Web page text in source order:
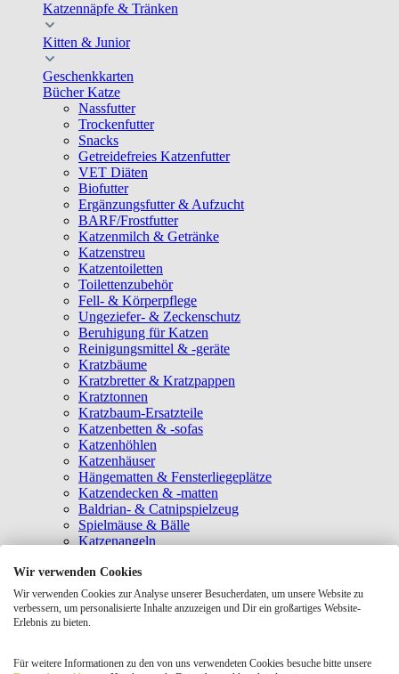
Katzennäpfe & Tränken
Kitten & Junior
Geschenkkarten
Bücher Katze
Nassfutter
Trockenfutter
Snacks
Getreidefreies Katzenfutter
VET Diäten
Biofutter
Ergänzungsfutter & Aufzucht
BARF/Frostfutter
Katzenmilch & Getränke
Katzenstreu
Katzentoiletten
Toilettenzubehör
Fell- & Körperpflege
Ungeziefer- & Zeckenschutz
Beruhigung für Katzen
Reinigungsmittel & -geräte
Kratzbäume
Kratzbretter & Kratzpappen
Kratztonnen
Kratzbaum-Ersatzteile
Katzenbetten & -sofas
Katzenhöhlen
Katzenhäuser
Hängematten & Fensterliegeplätze
Katzendecken & -matten
Baldrian- & Catnipspielzeug
Spielmäuse & Bälle
Katzenangeln
Laserpointer & Elektrospielzeug
Katzentunnel
Clicker & Target Sticks für Katzen
Weiteres Katzenspielzeug
Tragetaschen
Wir verwenden Cookies
Wir verwenden Cookies zur Analyse unserer Besucherdaten, um unsere Website zu
verbessern, um personalisierte Inhalte anzuzeigen und Dir ein großartiges Website-
Erlebnis zu bieten.
Für weitere Informationen zu den von uns verwendeten Cookies besuche bitte unsere